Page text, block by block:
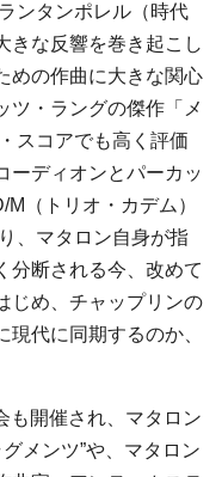
ンタンポレル（時代
きな反響を巻き起こし
めの作曲に大きな関心
ツ・ラングの傑作「メ
スコアでも高く評価
ーディオンとパーカッ
（トリオ・カデム）
、マタロン自身が指
分断される今、改めて
じめ、チャップリンの
代に同期するのか、
開催され、マタロン
メンツ”や、マタロン